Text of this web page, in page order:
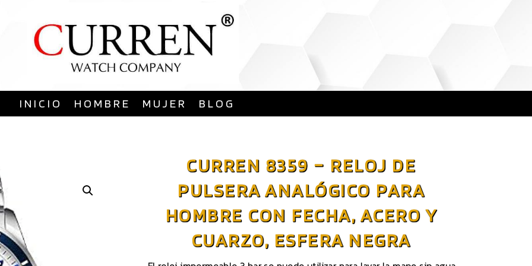
al
contenido
INICIO HOMBRE MUJER BLOG
CURREN 8359 – RELOJ DE
PULSERA ANALÓGICO PARA
HOMBRE CON FECHA, ACERO Y
CUARZO, ESFERA NEGRA